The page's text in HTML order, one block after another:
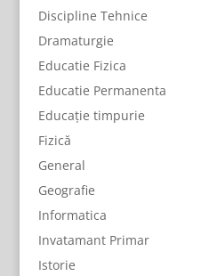
Discipline Tehnice
Dramaturgie
Educatie Fizica
Educatie Permanenta
Educație timpurie
Fizică
General
Geografie
Informatica
Invatamant Primar
Istorie